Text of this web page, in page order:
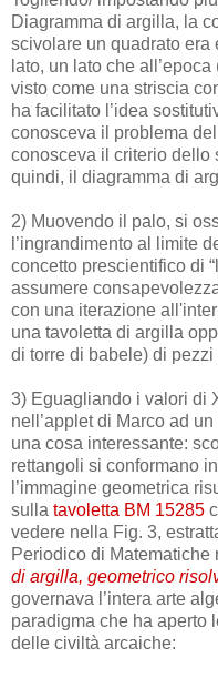
Diagramma di argilla, la
scivolare un quadrato
lato, un lato che
visto come una striscia
ha facilitato l’idea
conosceva il problema
conosceva il criterio dello
quindi, il diagramma di
2) Muovendo il palo, si
l’ingrandimento al limite
concetto prescientifico di
assumere
con una iterazione
una tavoletta di argilla
di torre di babele) di
3) Eguagliando i valori di
nell’applet di Marco ad
una cosa interessante:
rettangoli si conformano
l’immagine geometrica
sulla tavoletta BM 15285
vedere nella Fig. 3,
Periodico di Matematiche
di argilla, geometrico
governava l’intera arte
paradigma che ha aperto
delle civiltà arcaiche: